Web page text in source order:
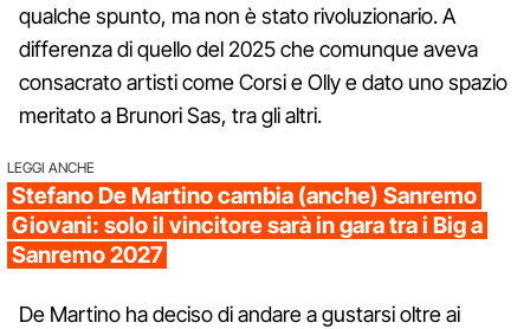
qualche spunto, ma non è stato rivoluzionario. A
differenza di quello del 2025 che comunque aveva
consacrato artisti come Corsi e Olly e dato uno spazio
meritato a Brunori Sas, tra gli altri.
LEGGI ANCHE
Stefano De Martino cambia (anche) Sanremo
Giovani: solo il vincitore sarà in gara tra i Big a
Sanremo 2027
De Martino ha deciso di andare a gustarsi oltre ai